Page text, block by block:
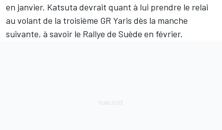
en janvier. Katsuta devrait quant à lui prendre le relai
au volant de la troisième GR Yaris dès la manche
suivante, à savoir le Rallye de Suède en février.